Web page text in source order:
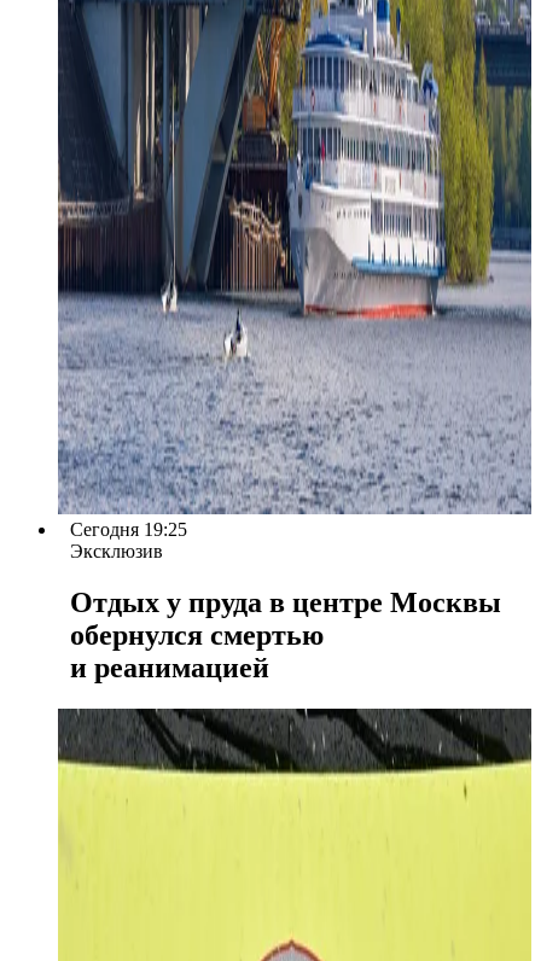
Сегодня 19:25
Эксклюзив
Отдых у пруда в центре Москвы
обернулся смертью
и реанимацией